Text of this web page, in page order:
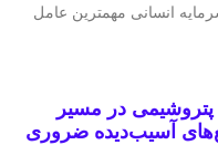
انسانی مهمترین عامل
در مسیر
آسیب‌دیده ضروری